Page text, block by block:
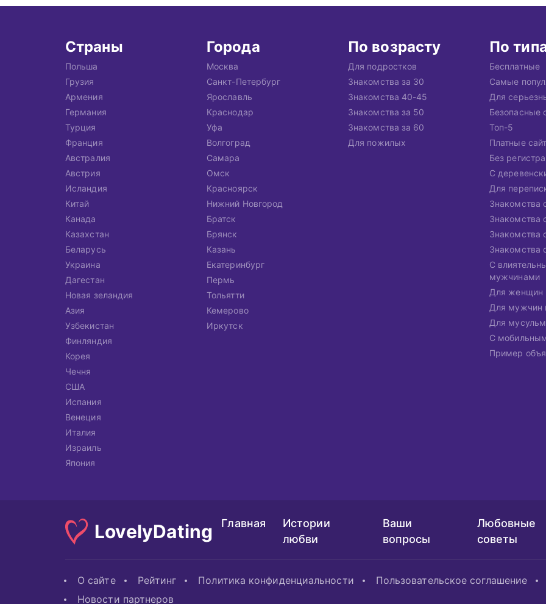
Страны
Польша
Грузия
Армения
Германия
Турция
Франция
Австралия
Австрия
Исландия
Китай
Канада
Казахстан
Беларусь
Украина
Дагестан
Новая зеландия
Азия
Узбекистан
Финляндия
Корея
Чечня
США
Испания
Венеция
Италия
Израиль
Япония
Города
Москва
Санкт-Петербург
Ярославль
Краснодар
Уфа
Волгоград
Самара
Омск
Красноярск
Нижний Новгород
Братск
Брянск
Казань
Екатеринбург
Пермь
Тольятти
Кемерово
Иркутск
По возрасту
Для подростков
Знакомства за 30
Знакомства 40-45
Знакомства за 50
Знакомства за 60
Для пожилых
По
Бесплатные
Самые
Для
Безопасные
Топ-5
Платные
Без
С
Для
Знакомства
Знакомства
Знакомства
Знакомства
С
мужчинами
Для женщин
Для мужчин
Для
С
Пример
LovelyDating Главная
Истории
любви
Ваши
вопросы
Любовные
советы
О сайте Рейтинг Политика конфиденциальности
Пользовательское соглашение
Новости партнеров